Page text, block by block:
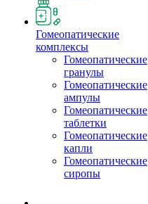
Гомеопатические
комплексы
Гомеопатические
гранулы
Гомеопатические
ампулы
Гомеопатические
таблетки
Гомеопатические
капли
Гомеопатические
сиропы